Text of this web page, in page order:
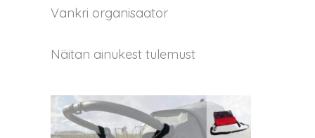
Vankri organisaator
Näitan ainukest tulemust